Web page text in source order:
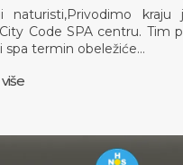
naturisti,Privodimo
Code SPA centru. Tim
spa termin obeležiće…